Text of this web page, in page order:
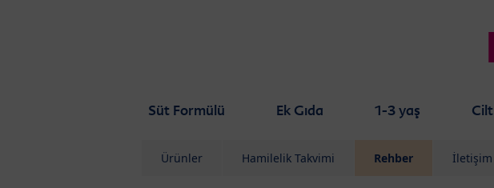
Süt Formülü Ek Gıda 1-3 yaş Cilt
Ürünler Hamilelik Takvimi Rehber İletişim